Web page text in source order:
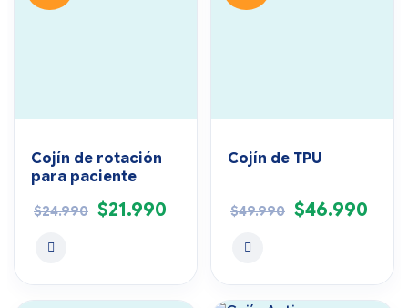
Cojín de rotación
para paciente
$24.990 $21.990
Cojín de TPU
$49.990 $46.990